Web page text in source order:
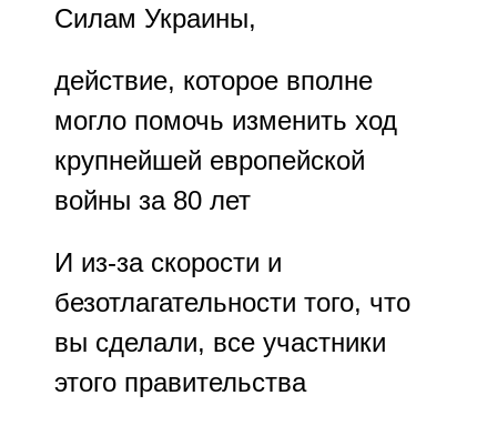
Силам Украины,
действие, которое вполне
могло помочь изменить ход
крупнейшей европейской
войны за 80 лет
И из-за скорости и
безотлагательности того, что
вы сделали, все участники
этого правительства